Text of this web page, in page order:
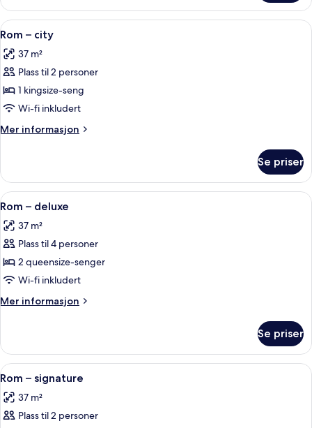
–
business
Åpne
alle
bildene
av
Rom
–
city
Rom – city | Sengetøy av topp
7
Rom – city
37 m²
Plass til 2 personer
1 kingsize-seng
Wi-fi inkludert
Mer informasjon
Mer
–
city
Se priser
Åpne
alle
bildene
av
Rom
–
deluxe
Rom – deluxe | Sengetøy av topp
7
Rom – deluxe
37 m²
Plass til 4 personer
2 queensize-senger
Wi-fi inkludert
Mer informasjon
Mer
–
deluxe
Se priser
Åpne
alle
bildene
av
Rom – signature | Sengetøy av
9
Rom – signature
37 m²
Plass til 2 personer